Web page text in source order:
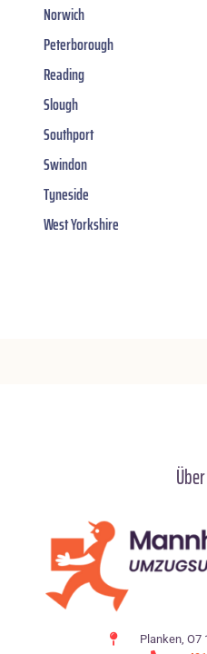
Norwich
Peterborough
Reading
Slough
Southport
Swindon
Tyneside
West Yorkshire
Planken, O7